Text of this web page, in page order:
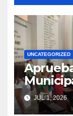
UNCATEGORIZED
JUL 1, 2026